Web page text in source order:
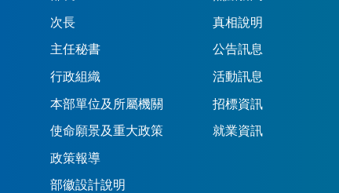
次長
主任秘書
行政組織
本部單位及所屬機關
使命願景及重大政策
政策報導
部徽設計說明
真相說明
公告訊息
活動訊息
招標資訊
就業資訊